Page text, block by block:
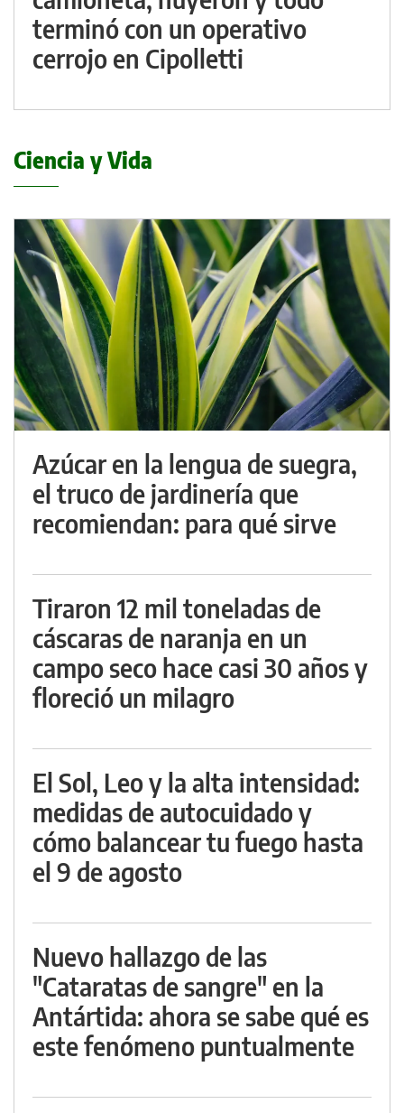
terminó con un operativo
cerrojo en Cipolletti
Ciencia y Vida
Azúcar en la lengua de suegra,
el truco de jardinería que
recomiendan: para qué sirve
Tiraron 12 mil toneladas de
cáscaras de naranja en un
campo seco hace casi 30 años y
floreció un milagro
El Sol, Leo y la alta intensidad:
medidas de autocuidado y
cómo balancear tu fuego hasta
el 9 de agosto
Nuevo hallazgo de las
"Cataratas de sangre" en la
Antártida: ahora se sabe qué es
este fenómeno puntualmente